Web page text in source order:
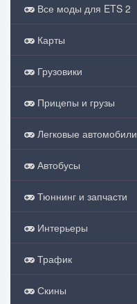
Все моды для ETS 2
Карты
Грузовики
Прицепы и грузы
Легковые автомобили
Автобусы
Тюннинг и запчасти
Интерьеры
Трафик
Скины